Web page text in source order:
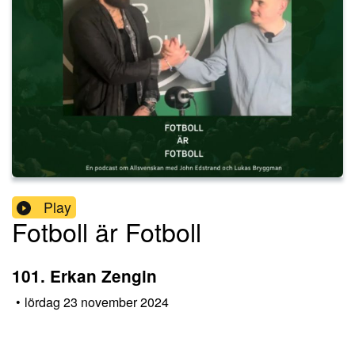
Play
Fotboll är Fotboll
101. Erkan Zengin
• lördag 23 november 2024